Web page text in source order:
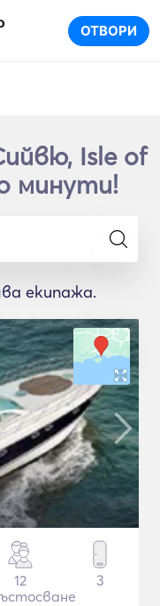
ОТВОРИ
Isle of
минути!
екипажа.
12
3